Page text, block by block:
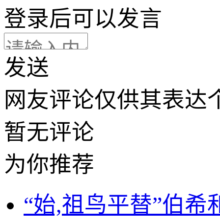
登录后可以发言
发送
网友评论仅供其表达
暂无评论
为你推荐
“始,祖鸟平替”伯希